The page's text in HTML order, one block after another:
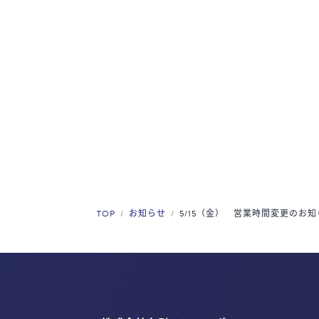
TOP お知らせ 5/15（金） 営業時間変更のお知